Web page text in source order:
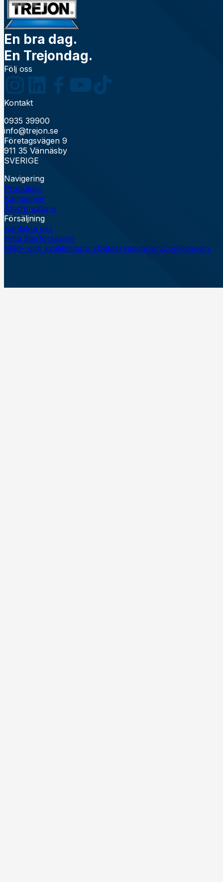
En bra dag.
En Trejondag.
Följ oss
Kontakt
0935 39900
info@trejon.se
Företagsvägen 9
911 35 Vännäsby
SVERIGE
Navigering
Produkter
Kampanjer
Återförsäljare
Försäljning
Kontakta oss
Hitta återförsäljare
Miljö- och kvalitetspolicyDataskyddspolicyCookiepolicy